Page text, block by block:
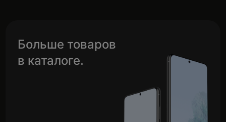
Больше товаров
в каталоге.